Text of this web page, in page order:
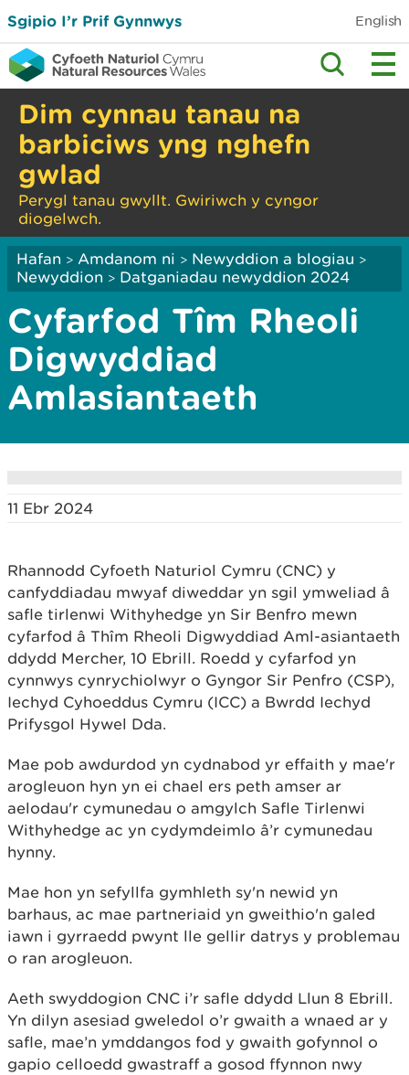
Sgipio I’r Prif Gynnwys English
Dim cynnau tanau na
barbiciws yng nghefn
gwlad
Perygl tanau gwyllt. Gwiriwch y cyngor
diogelwch.
Hafan > Amdanom ni > Newyddion a blogiau >
Newyddion > Datganiadau newyddion 2024
Cyfarfod Tîm Rheoli
Digwyddiad
Amlasiantaeth
11 Ebr 2024
Rhannodd Cyfoeth Naturiol Cymru (CNC) y
canfyddiadau mwyaf diweddar yn sgil ymweliad â
safle tirlenwi Withyhedge yn Sir Benfro mewn
cyfarfod â Thîm Rheoli Digwyddiad Aml-asiantaeth
ddydd Mercher, 10 Ebrill. Roedd y cyfarfod yn
cynnwys cynrychiolwyr o Gyngor Sir Penfro (CSP),
Iechyd Cyhoeddus Cymru (ICC) a Bwrdd Iechyd
Prifysgol Hywel Dda.
Mae pob awdurdod yn cydnabod yr effaith y mae'r
arogleuon hyn yn ei chael ers peth amser ar
aelodau'r cymunedau o amgylch Safle Tirlenwi
Withyhedge ac yn cydymdeimlo â’r cymunedau
hynny.
Mae hon yn sefyllfa gymhleth sy'n newid yn
barhaus, ac mae partneriaid yn gweithio'n galed
iawn i gyrraedd pwynt lle gellir datrys y problemau
o ran arogleuon.
Aeth swyddogion CNC i’r safle ddydd Llun 8 Ebrill.
Yn dilyn asesiad gweledol o’r gwaith a wnaed ar y
safle, mae’n ymddangos fod y gwaith gofynnol o
gapio celloedd gwastraff a gosod ffynnon nwy